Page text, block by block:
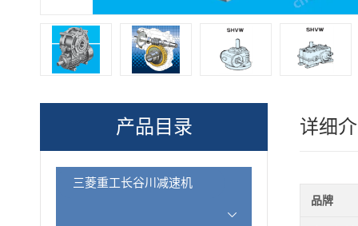
产品目录
三菱重工长谷川减速机
详细
品牌